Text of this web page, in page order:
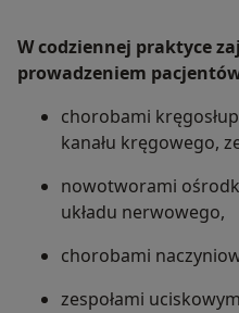
W codziennej praktyce
prowadzeniem
chorobami
kanału kręgowego,
nowotworami
układu nerwowego,
chorobami
zespołami